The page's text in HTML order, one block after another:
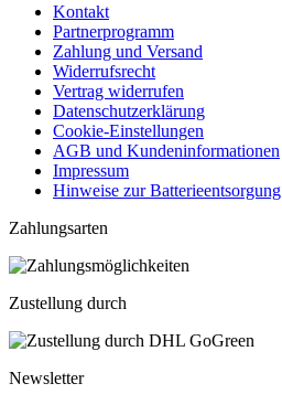
Kontakt
Partnerprogramm
Zahlung und Versand
Widerrufsrecht
Vertrag widerrufen
Datenschutzerklärung
Cookie-Einstellungen
AGB und Kundeninformationen
Impressum
Hinweise zur Batterieentsorgung
Zahlungsarten
Zustellung durch
Newsletter